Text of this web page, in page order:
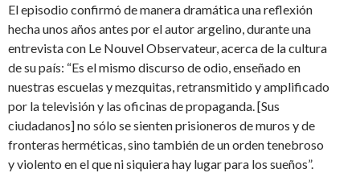
El episodio confirmó de manera dramática una reflexión
hecha unos años antes por el autor argelino, durante una
entrevista con Le Nouvel Observateur, acerca de la cultura
de su país: “Es el mismo discurso de odio, enseñado en
nuestras escuelas y mezquitas, retransmitido y amplificado
por la televisión y las oficinas de propaganda. [Sus
ciudadanos] no sólo se sienten prisioneros de muros y de
fronteras herméticas, sino también de un orden tenebroso
y violento en el que ni siquiera hay lugar para los sueños”.